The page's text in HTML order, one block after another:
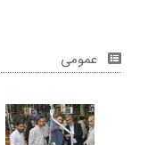
عمومی